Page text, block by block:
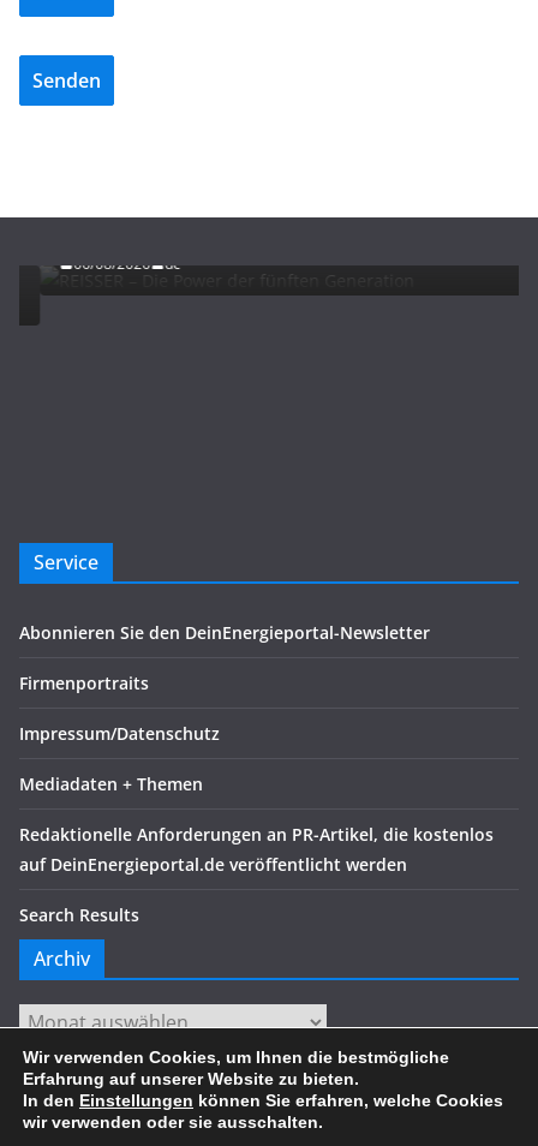
Senden
REISSER – Die Power der fünften Generation
06/08/2026 dc
Service
Abonnieren Sie den DeinEnergieportal-Newsletter
Firmenportraits
Impressum/Datenschutz
Mediadaten + Themen
Redaktionelle Anforderungen an PR-Artikel, die kostenlos
auf DeinEnergieportal.de veröffentlicht werden
Search Results
Archiv
Archiv
Copyright © 2026. Alle Rechte vorbehalten.
Wir verwenden Cookies, um Ihnen die bestmögliche
Erfahrung auf unserer Website zu bieten.
In den Einstellungen können Sie erfahren, welche Cookies
wir verwenden oder sie ausschalten.